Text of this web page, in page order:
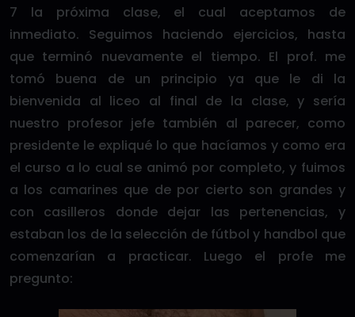
7 la próxima clase, el cual aceptamos de
inmediato. Seguimos haciendo ejercicios, hasta
que terminó nuevamente el tiempo. El prof. me
tomó buena de un principio ya que le di la
bienvenida al liceo al final de la clase, y sería
nuestro profesor jefe también al parecer, como
presidente le expliqué lo que hacíamos y como era
el curso a lo cual se animó por completo, y fuimos
a los camarines que de por cierto son grandes y
con casilleros donde dejar las pertenencias, y
estaban los de la selección de fútbol y handbol que
comenzarían a practicar. Luego el profe me
pregunto: